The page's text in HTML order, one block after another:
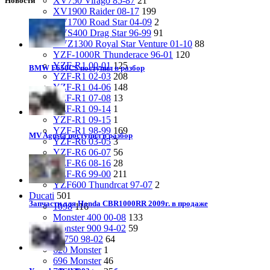
XV1900 Raider 08-17 199
XV1700 Road Star 04-09 2
XVS400 Drag Star 96-99 91
XVZ1300 Royal Star Venture 01-10 88
YZF-1000R Thunderace 96-01 120
YZF-R1 00-01 125
YZF-R1 02-03 208
YZF-R1 04-06 148
YZF-R1 07-08 13
YZF-R1 09-14 1
YZF-R1 09-15 1
YZF-R1 98-99 169
YZF-R6 03-05 3
YZF-R6 06-07 56
YZF-R6 08-16 28
YZF-R6 99-00 211
YZF600 Thundrcat 97-07 2
Ducati 501
1098 116
Monster 400 00-08 133
Monster 900 94-02 59
SS750 98-02 64
620 Monster 1
696 Monster 46
BMW F650CS поступил в разбор
MV Agusta поступил в разбор
Запчасти для Honda CBR1000RR 2009г. в продаже